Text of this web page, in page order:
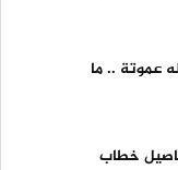
عموتة .. ما
خطاب